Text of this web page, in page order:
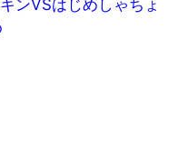
ンVSはじめしゃちょ